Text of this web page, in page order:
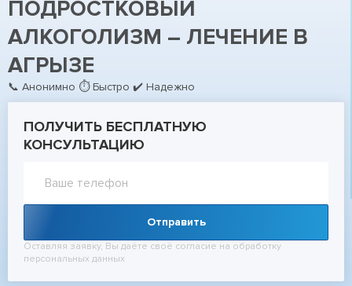
ПОДРОСТКОВЫЙ
АЛКОГОЛИЗМ – ЛЕЧЕНИЕ В
АГРЫЗЕ
📞 Анонимно ⏱ Быстро ✔ Надежно
ПОЛУЧИТЬ БЕСПЛАТНУЮ
КОНСУЛЬТАЦИЮ
Отправить
Оставляя заявку, Вы даёте своё согласие на обработку
персональных данных